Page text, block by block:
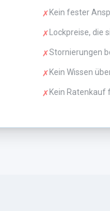
✗ Kein fester
✗ Lockpreise,
✗Stornierungen
✗ Kein Wissen
✗ Kein